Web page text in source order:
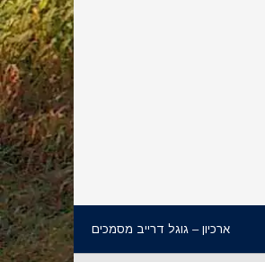
ארכיון – גוגל דרייב מסמכים